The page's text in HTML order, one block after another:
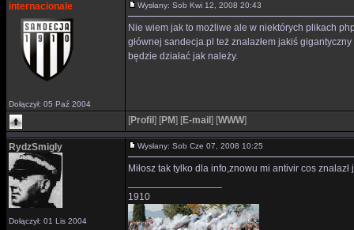
internacionale
Dołączył: 05 Paź 2004
Wysłany: Sob Kwi 12, 2008 20:43
Nie wiem jak to możliwe ale w niektórych plikach
głównej sandecja.pl też znalazłem jakiś
będzie działać jak należy.
[Profil ] [PM] [E-mail ] [WWW]
RydzSmigly
Dołączył: 01 Lis 2004
Wysłany: Sob Cze 07, 2008 10:25
Miłosz tak tylko dla info,znowu mi antivir cos
1910